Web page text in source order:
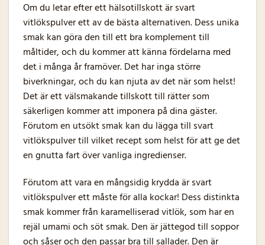
Om du letar efter ett hälsotillskott är svart
vitlökspulver ett av de bästa alternativen. Dess unika
smak kan göra den till ett bra komplement till
måltider, och du kommer att känna fördelarna med
det i många år framöver. Det har inga större
biverkningar, och du kan njuta av det när som helst!
Det är ett välsmakande tillskott till rätter som
säkerligen kommer att imponera på dina gäster.
Förutom en utsökt smak kan du lägga till svart
vitlökspulver till vilket recept som helst för att ge det
en gnutta fart över vanliga ingredienser.
Förutom att vara en mångsidig krydda är svart
vitlökspulver ett måste för alla kockar! Dess distinkta
smak kommer från karamelliserad vitlök, som har en
rejäl umami och söt smak. Den är jättegod till soppor